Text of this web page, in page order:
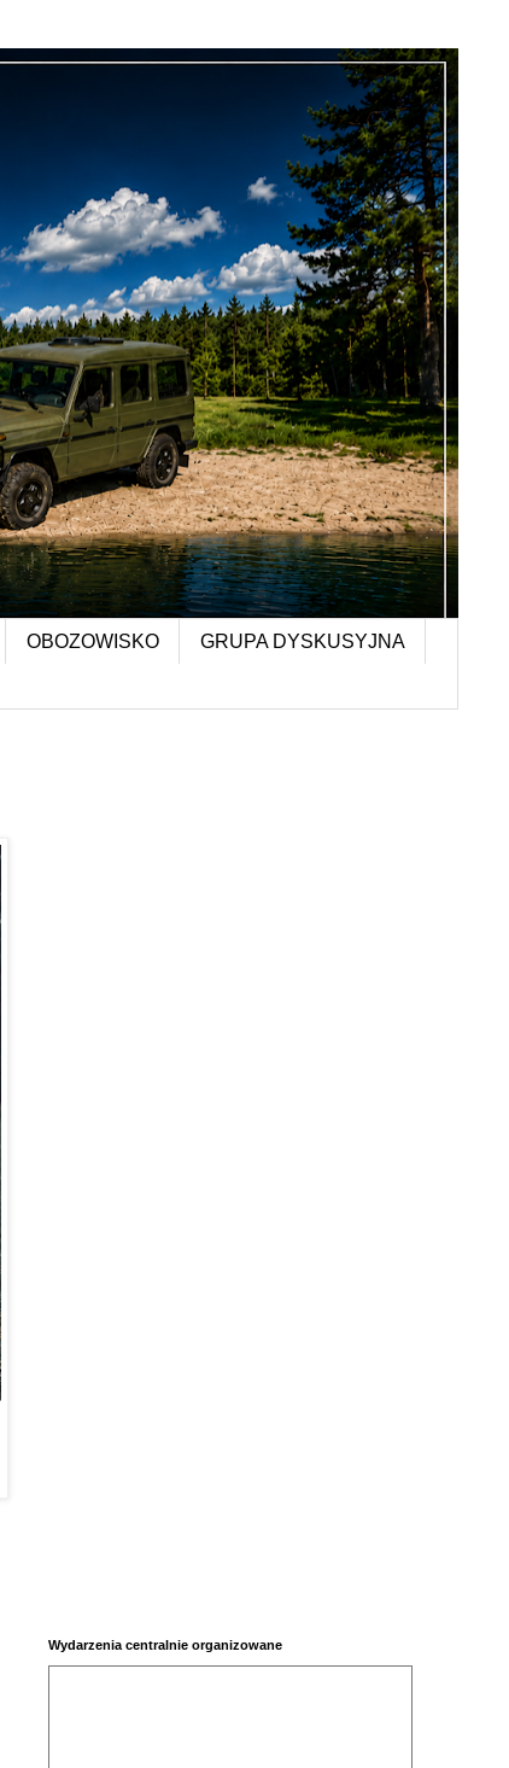
OBOZOWISKO GRUPA DYSKUSYJNA
Wydarzenia centralnie organizowane